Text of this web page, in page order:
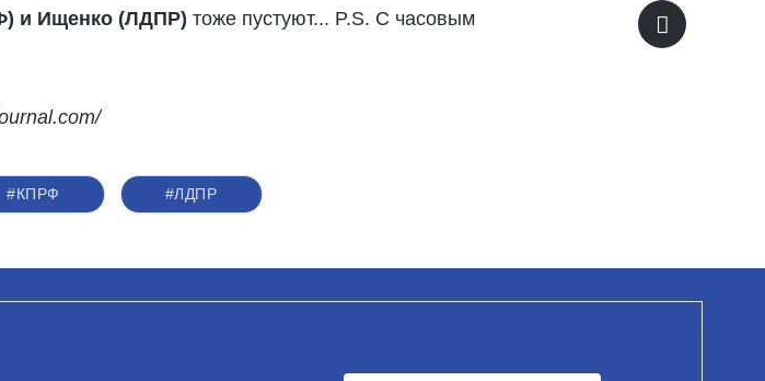
и Ищенко (ЛДПР) тоже пустуют... P.S. С часовым
#КПРФ #ЛДПР